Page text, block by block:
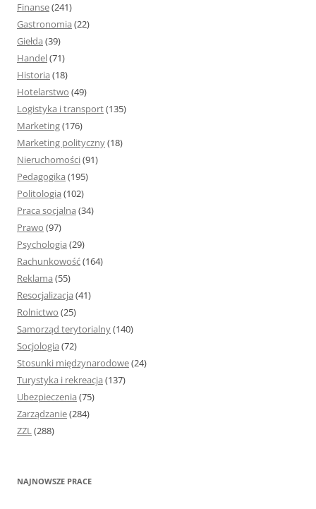
Finanse(241)
Gastronomia (22)
Giełda (39)
Handel(71)
Historia (18)
Hotelarstwo (49)
Logistyka i transport(135)
Marketing(176)
Marketing polityczny(18)
Nieruchomości(91)
Pedagogika (195)
Politologia (102)
Praca socjalna (34)
Prawo (97)
Psychologia (29)
Rachunkowość(164)
Reklama (55)
Resocjalizacja (41)
Rolnictwo (25)
Samorząd terytorialny(140)
Socjologia (72)
Stosunki międzynarodowe(24)
Turystyka i rekreacja (137)
Ubezpieczenia (75)
Zarządzanie(284)
ZZL(288)
NAJNOWSZE PRACE